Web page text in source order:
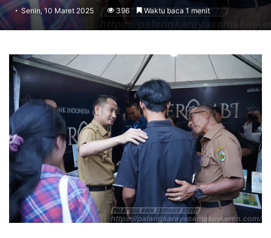
Senin, 10 Maret 2025 396 Waktu baca 1 menit